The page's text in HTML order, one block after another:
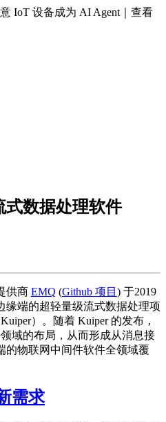
IoT 设备成为 AI Agent｜查看
数据处理软件
供商 EMQ (Github 项目 ) 于2019
缘端的超轻量级流式数据处理项
）。随着 Kuiper 的发布，
域的布局，从而形成从消息接
的物联网中间件软件全领域覆
需求